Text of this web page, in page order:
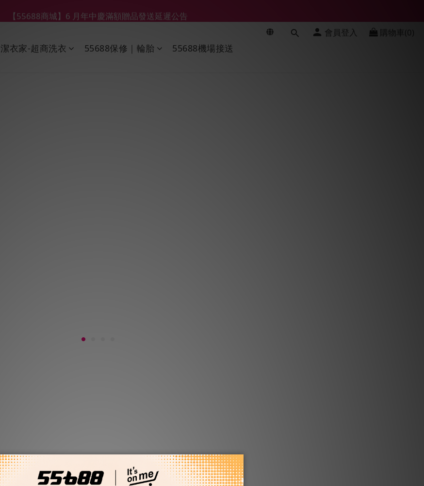
【鑽石熊/金熊新客首購限定】優惠搭車金
【55688商城】6 月年中慶滿額贈品發送延遲公告
會員登入 購物車(0)
潔衣家-超商洗衣 55688保修｜輪胎 55688機場接送